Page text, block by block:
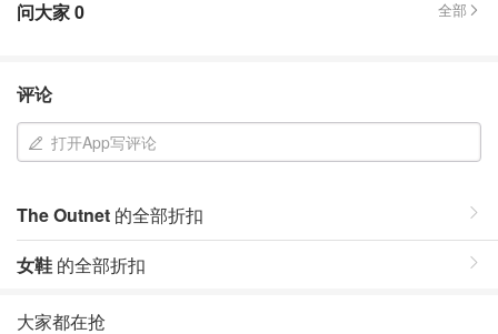
问大家0 全部
评论
打开App写评论
The Outnet 的全部折扣
女鞋 的全部折扣
大家都在抢